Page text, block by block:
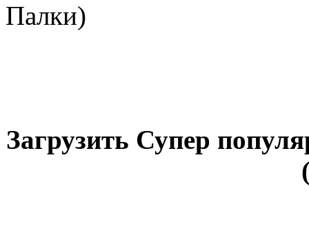
Палки)
Загрузить Супер